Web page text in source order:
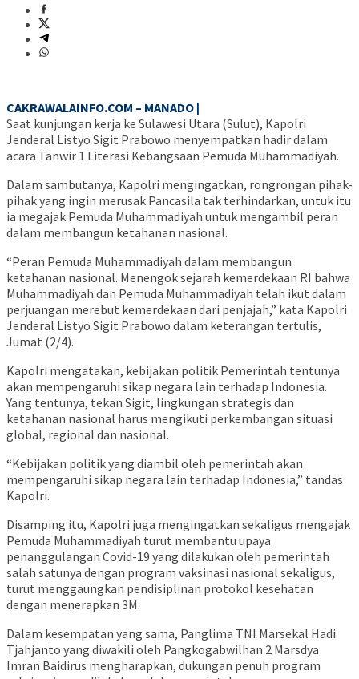
CAKRAWALAINFO.COM – MANADO |
Saat kunjungan kerja ke Sulawesi Utara (Sulut), Kapolri
Jenderal Listyo Sigit Prabowo menyempatkan hadir dalam
acara Tanwir 1 Literasi Kebangsaan Pemuda Muhammadiyah.
Dalam sambutanya, Kapolri mengingatkan, rongrongan pihak-
pihak yang ingin merusak Pancasila tak terhindarkan, untuk itu
ia megajak Pemuda Muhammadiyah untuk mengambil peran
dalam membangun ketahanan nasional.
“Peran Pemuda Muhammadiyah dalam membangun
ketahanan nasional. Menengok sejarah kemerdekaan RI bahwa
Muhammadiyah dan Pemuda Muhammadiyah telah ikut dalam
perjuangan merebut kemerdekaan dari penjajah,” kata Kapolri
Jenderal Listyo Sigit Prabowo dalam keterangan tertulis,
Jumat (2/4).
Kapolri mengatakan, kebijakan politik Pemerintah tentunya
akan mempengaruhi sikap negara lain terhadap Indonesia.
Yang tentunya, tekan Sigit, lingkungan strategis dan
ketahanan nasional harus mengikuti perkembangan situasi
global, regional dan nasional.
“Kebijakan politik yang diambil oleh pemerintah akan
mempengaruhi sikap negara lain terhadap Indonesia,” tandas
Kapolri.
Disamping itu, Kapolri juga mengingatkan sekaligus mengajak
Pemuda Muhammadiyah turut membantu upaya
penanggulangan Covid-19 yang dilakukan oleh pemerintah
salah satunya dengan program vaksinasi nasional sekaligus,
turut menggaungkan pendisiplinan protokol kesehatan
dengan menerapkan 3M.
Dalam kesempatan yang sama, Panglima TNI Marsekal Hadi
Tjahjanto yang diwakili oleh Pangkogabwilhan 2 Marsdya
Imran Baidirus mengharapkan, dukungan penuh program